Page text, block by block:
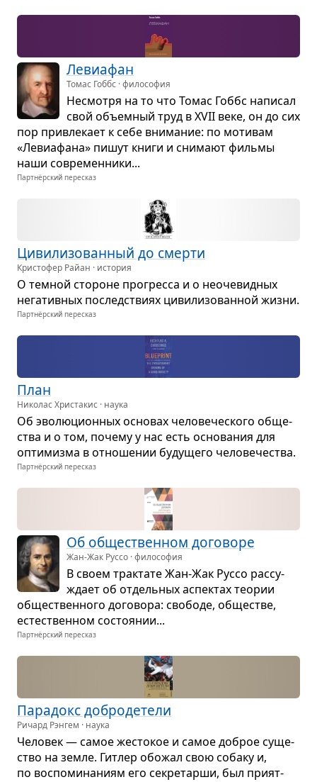
Леви­а­фан
Томас Гоббс · философия
Несмотря на то что Томас Гоббс напи­сал
свой объем­ный труд в XVII веке, он до сих
пор при­вле­кает к себе вни­ма­ние: по моти­вам
«Леви­а­фана» пишут книги и сни­мают фильмы
наши совре­мен­ники...
Партнёрский пересказ
Циви­ли­зо­ван­ный до смерти
Кристофер Райан · история
О тем­ной сто­роне про­гресса и о неоче­вид­ных
нега­тив­ных послед­ствиях циви­ли­зо­ван­ной жизни.
Партнёрский пересказ
План
Николас Христакис · наука
Об эво­лю­ци­он­ных осно­вах чело­ве­че­ского обще­
ства и о том, почему у нас есть осно­ва­ния для
опти­мизма в отно­ше­нии буду­щего чело­ве­че­ства.
Партнёрский пересказ
Об обще­ствен­ном дого­воре
Жан-Жак Руссо · философия
В своем трак­тате Жан-Жак Руссо рас­су­
ждает об отдель­ных аспек­тах тео­рии
обще­ствен­ного дого­вора: сво­боде, обще­стве,
есте­ствен­ном состо­я­нии...
Партнёрский пересказ
Пара­докс добро­де­тели
Ричард Рэнгем · наука
Чело­век — самое жесто­кое и самое доброе суще­
ство на земле. Гит­лер обо­жал свою собаку и,
по вос­по­ми­на­ниям его секре­тарши, был при­ят­